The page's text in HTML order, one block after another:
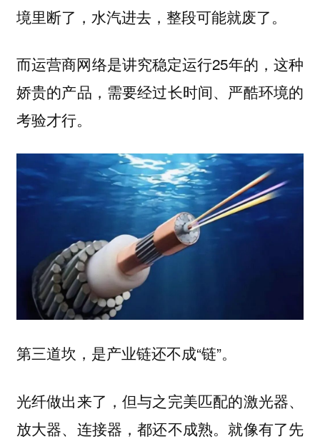
境里断了，水汽进去，整段可能就废了。
而运营商网络是讲究稳定运行25年的，这种
娇贵的产品，需要经过长时间、严酷环境的
考验才行。
第三道坎，是产业链还不成“链”。
光纤做出来了，但与之完美匹配的激光器、
放大器、连接器，都还不成熟。就像有了先